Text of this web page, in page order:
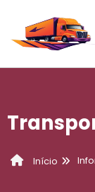
Início